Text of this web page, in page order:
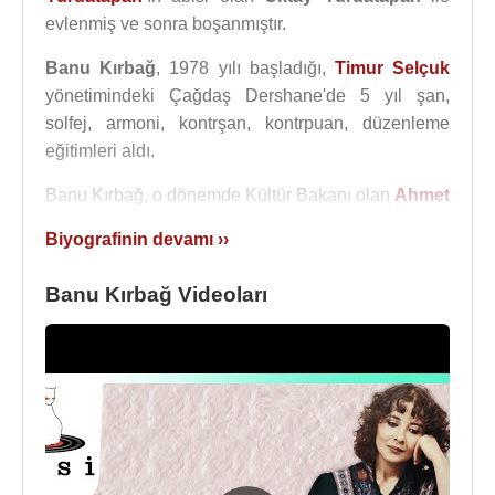
evlenmiş ve sonra boşanmıştır.
Banu Kırbağ, 1978 yılı başladığı, Timur Selçuk
yönetimindeki Çağdaş Dershane'de 5 yıl şan,
solfej, armoni, kontrşan, kontrpuan, düzenleme
eğitimleri aldı.
Banu Kırbağ, o dönemde Kültür Bakanı olan Ahmet
Etkinlikleri”ndeMoskova
Kendisi için yazılmış birUmur Bugaymüzikalinde
müzikal deneyimini elde etti.
1981 yılında Balet Plak’tan 10 şarkılık “Bir Demet
Müzik” isimli ilk LP albümü yayınlandı. Bu
albümdeki sözlerini
Şanar Yurdatapan’ın yazdığı
Biyografinin devamı ››
Banu Kırbağ Videoları